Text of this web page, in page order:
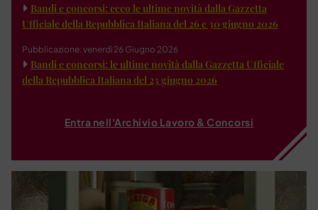
Bandi e concorsi: ecco le ultime novità dalla Gazzetta
Ufficiale della Repubblica Italiana del 26 e 30 giugno 2026
Pubblicazione: venerdì 26 Giugno 2026
Bandi e concorsi: le ultime novità dalla Gazzetta Ufficiale
della Repubblica Italiana del 23 giugno 2026
Entra nell'Archivio Lavoro & Concorsi